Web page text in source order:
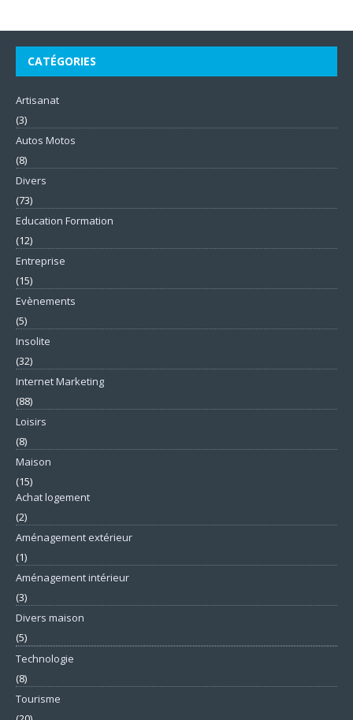
CATÉGORIES
Artisanat
(3)
Autos Motos
(8)
Divers
(73)
Education Formation
(12)
Entreprise
(15)
Evènements
(5)
Insolite
(32)
Internet Marketing
(88)
Loisirs
(8)
Maison
(15)
Achat logement
(2)
Aménagement extérieur
(1)
Aménagement intérieur
(3)
Divers maison
(5)
Technologie
(8)
Tourisme